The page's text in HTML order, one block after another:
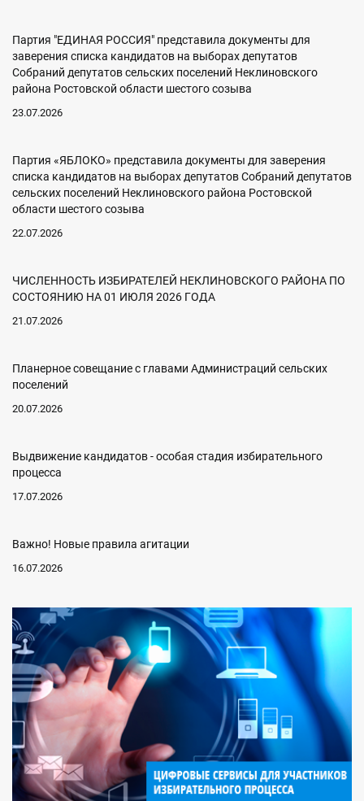
Партия "ЕДИНАЯ РОССИЯ" представила документы для
заверения списка кандидатов на выборах депутатов
Собраний депутатов сельских поселений Неклиновского
района Ростовской области шестого созыва
23.07.2026
Партия «ЯБЛОКО» представила документы для заверения
списка кандидатов на выборах депутатов Собраний депутатов
сельских поселений Неклиновского района Ростовской
области шестого созыва
22.07.2026
ЧИСЛЕННОСТЬ ИЗБИРАТЕЛЕЙ НЕКЛИНОВСКОГО РАЙОНА ПО
СОСТОЯНИЮ НА 01 ИЮЛЯ 2026 ГОДА
21.07.2026
Планерное совещание с главами Администраций сельских
поселений
20.07.2026
Выдвижение кандидатов - особая стадия избирательного
процесса
17.07.2026
Важно! Новые правила агитации
16.07.2026